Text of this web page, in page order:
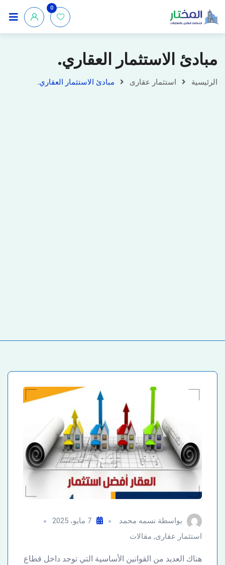
0
مبادئ الاستثمار العقاري.
الرئيسية استثمار عقارى مبادئ الاستثمار العقاري.
بواسطة نسمه محمد
7 مايو، 2025
استثمار عقارى, مقالات
هناك العديد من القوانين الأساسية التي توجد داخل قطاع